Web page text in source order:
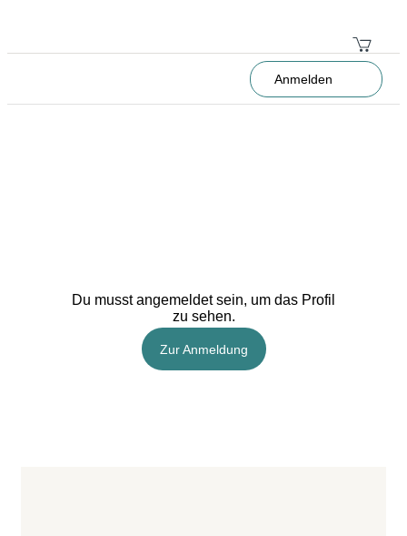
Anmelden
Du musst angemeldet sein, um das Profil
zu sehen.
Zur Anmeldung